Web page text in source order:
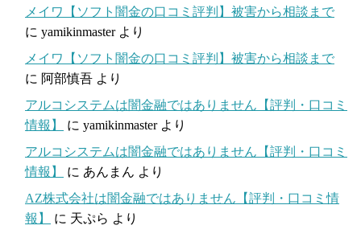
メイワ【ソフト闇金の口コミ評判】被害から相談まで
に yamikinmasterより
メイワ【ソフト闇金の口コミ評判】被害から相談まで
に 阿部慎吾 より
アルコシステムは闇金融ではありません【評判・口コミ
情報】
に yamikinmasterより
アルコシステムは闇金融ではありません【評判・口コミ
情報】
に あんまん より
AZ株式会社は闇金融ではありません【評判・口コミ情
報】
に 天ぷら より